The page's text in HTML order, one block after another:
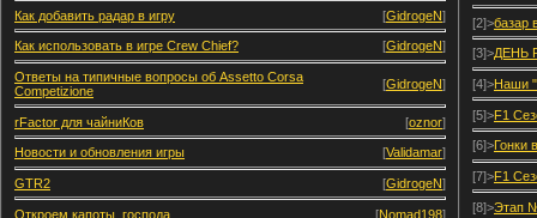
Как добавить радар в игру [GidrogeN]
Как использовать в игре Crew Chief? [GidrogeN]
Ответы на типичные вопросы об Assetto Corsa
Competizione
[GidrogeN]
rFactor для чайниКов [oznor]
Новости и обновления игры [Validamar]
GTR2 [GidrogeN]
Откроем капоты, господа [Nomad198]
[2]>базар
[3]>ДЕНЬ
[4]>Наши
[5]>F1
[6]>Гонки
[7]>F1
[8]>Этап